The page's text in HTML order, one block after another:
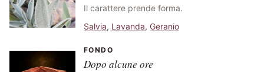
Il carattere prende forma.
Salvia, Lavanda, Geranio
FONDO
Dopo alcune ore